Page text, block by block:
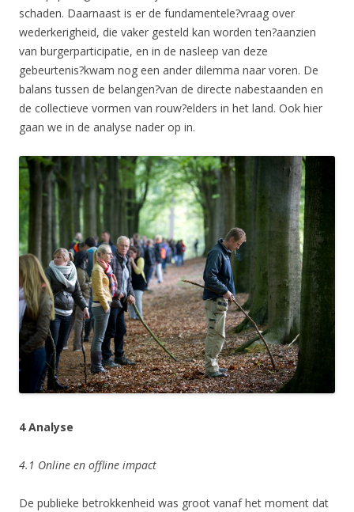
schaden. Daarnaast is er de fundamentele?vraag over
wederkerigheid, die vaker gesteld kan worden ten?aanzien
van burgerparticipatie, en in de nasleep van deze
gebeurtenis?kwam nog een ander dilemma naar voren. De
balans tussen de belangen?van de directe nabestaanden en
de collectieve vormen van rouw?elders in het land. Ook hier
gaan we in de analyse nader op in.
4 Analyse
4.1 Online en offline impact
De publieke betrokkenheid was groot vanaf het moment dat